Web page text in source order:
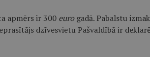
apmērs ir 300 eurogadā. Pabalstu
dzīvesvietu Pašvaldībā ir